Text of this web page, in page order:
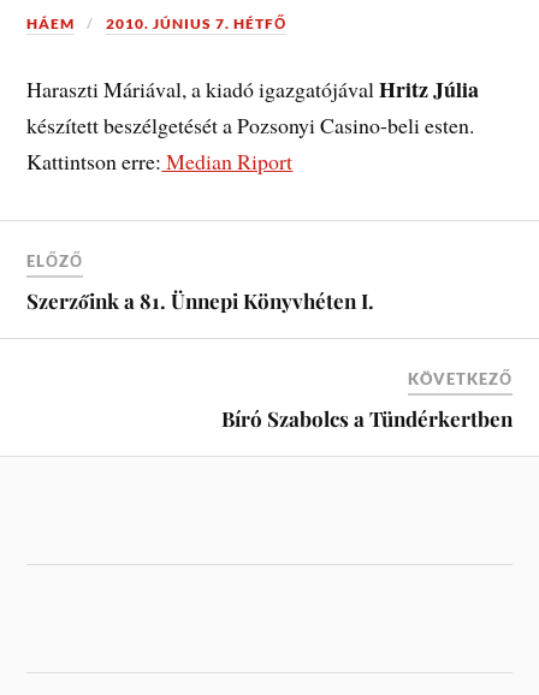
HÁEM 2010. JÚNIUS 7. HÉTFŐ
Haraszti Máriával, a kiadó igazgatójávalHritz Júlia
készített beszélgetését a Pozsonyi Casino-beli esten.
Kattintson erre: Median Riport
ELŐZŐ
Szerzőink a 81. Ünnepi Könyvhéten I.
KÖVETKEZŐ
Bíró Szabolcs a Tündérkertben